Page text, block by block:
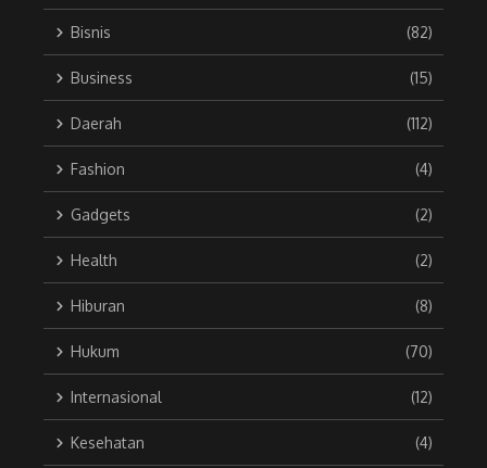
Bisnis (82)
Business (15)
Daerah (112)
Fashion (4)
Gadgets (2)
Health (2)
Hiburan (8)
Hukum (70)
Internasional (12)
Kesehatan (4)